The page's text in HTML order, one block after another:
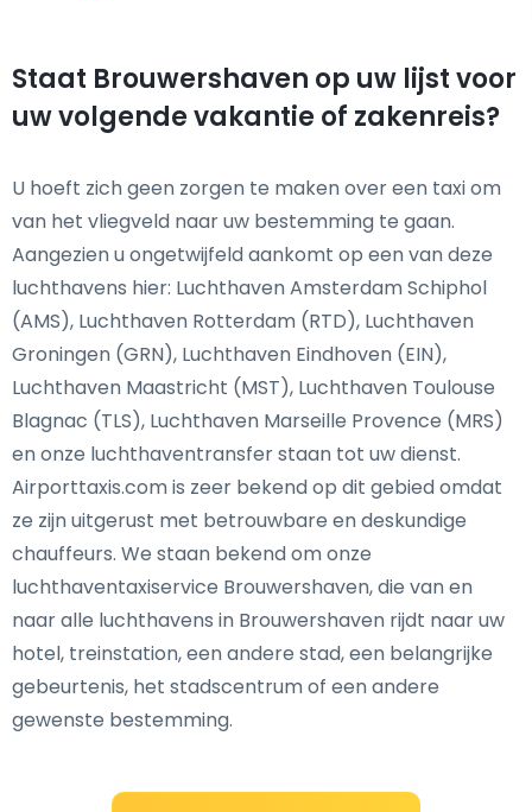
Staat Brouwershaven op uw lijst voor
uw volgende vakantie of zakenreis?
U hoeft zich geen zorgen te maken over een taxi om
van het vliegveld naar uw bestemming te gaan.
Aangezien u ongetwijfeld aankomt op een van deze
luchthavens hier: Luchthaven Amsterdam Schiphol
(AMS), Luchthaven Rotterdam (RTD), Luchthaven
Groningen (GRN), Luchthaven Eindhoven (EIN),
Luchthaven Maastricht (MST), Luchthaven Toulouse
Blagnac (TLS), Luchthaven Marseille Provence (MRS)
en onze luchthaventransfer staan tot uw dienst.
Airporttaxis.com is zeer bekend op dit gebied omdat
ze zijn uitgerust met betrouwbare en deskundige
chauffeurs. We staan bekend om onze
luchthaventaxiservice Brouwershaven, die van en
naar alle luchthavens in Brouwershaven rijdt naar uw
hotel, treinstation, een andere stad, een belangrijke
gebeurtenis, het stadscentrum of een andere
gewenste bestemming.